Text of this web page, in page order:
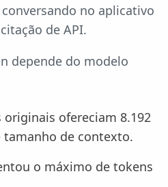
no aplicativo
de API.
depende do modelo
originais ofereciam 8.192
tamanho de contexto.
o máximo de tokens